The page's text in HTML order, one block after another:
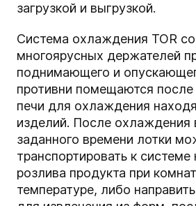
загрузкой и выгрузкой.
Система охлаждения TOR
многоярусных держателей
поднимающего и
противни помещаются после
печи для охлаждения
изделий. После охлаждения
заданного времени лотки
транспортировать к
розлива продукта при
температуре, либо